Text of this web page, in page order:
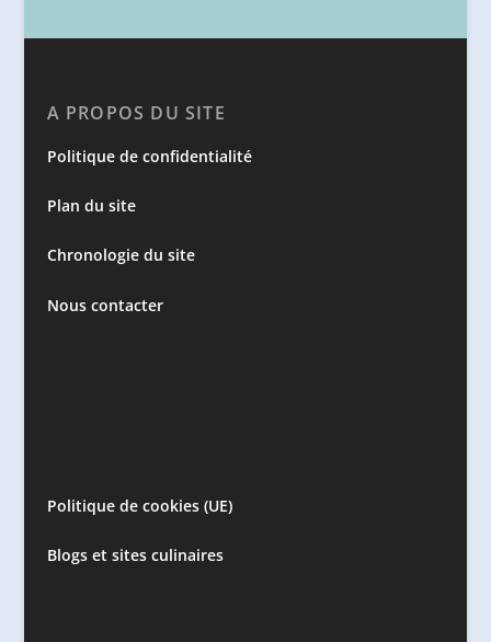
A PROPOS DU SITE
Politique de confidentialité
Plan du site
Chronologie du site
Nous contacter
Politique de cookies (UE)
Blogs et sites culinaires